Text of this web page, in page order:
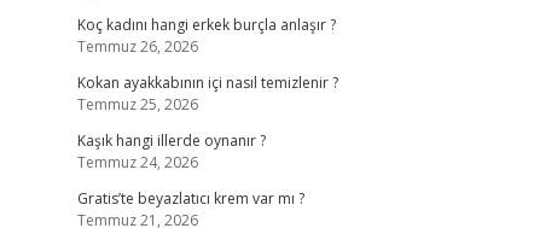
Koç kadını hangi erkek burçla anlaşır ?
Temmuz 26, 2026
Kokan ayakkabının içi nasıl temizlenir ?
Temmuz 25, 2026
Kaşık hangi illerde oynanır ?
Temmuz 24, 2026
Gratis’te beyazlatıcı krem var mı ?
Temmuz 21, 2026